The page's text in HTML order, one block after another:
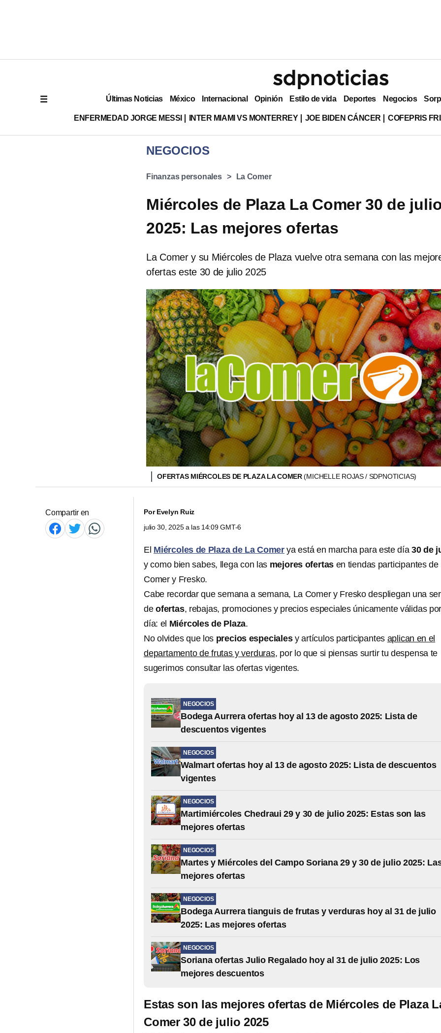
Últimas Noticias México Internacional Opinión Estilo de vida Deportes Negocios
ENFERMEDAD JORGE MESSI INTER MIAMI VS MONTERREY JOE BIDEN CÁNCER COFEPRIS
NEGOCIOS
Finanzas personales La Comer
Miércoles de Plaza La Comer 30 de
2025: Las mejores ofertas
La Comer y su Miércoles de Plaza vuelve otra semana con las
ofertas este 30 de julio 2025
OFERTAS MIÉRCOLES DE PLAZA LA COMER(MICHELLE ROJAS / SDPNOTICIAS)
Compartir en PorEvelyn Ruiz
julio 30, 2025 a las 14:09 GMT-6
El Miércoles de Plaza de La Comer ya está en marcha para este día30 de
y como bien sabes, llega con las mejores ofertas en tiendas participantes de
Comer y Fresko.
Cabe recordar que semana a semana, La Comer y Fresko despliegan una
de ofertas, rebajas, promociones y precios especiales únicamente válidas
día: el Miércoles de Plaza.
No olvides que los precios especialesy artículos participantes aplican en el
departamento de frutas y verduras, por lo que si piensas surtir tu despensa te
sugerimos consultar las ofertas vigentes.
NEGOCIOS
Bodega Aurrera ofertas hoy al 13 de agosto 2025: Lista de
descuentos vigentes
NEGOCIOS
Walmart ofertas hoy al 13 de agosto 2025: Lista de descuentos
vigentes
NEGOCIOS
Martimiércoles Chedraui 29 y 30 de julio 2025: Estas son las
mejores ofertas
NEGOCIOS
Martes y Miércoles del Campo Soriana 29 y 30 de julio 2025:
mejores ofertas
NEGOCIOS
Bodega Aurrera tianguis de frutas y verduras hoy al 31 de julio
2025: Las mejores ofertas
NEGOCIOS
Soriana ofertas Julio Regalado hoy al 31 de julio 2025: Los
mejores descuentos
Estas son las mejores ofertas de Miércoles de Plaza
Comer 30 de julio 2025